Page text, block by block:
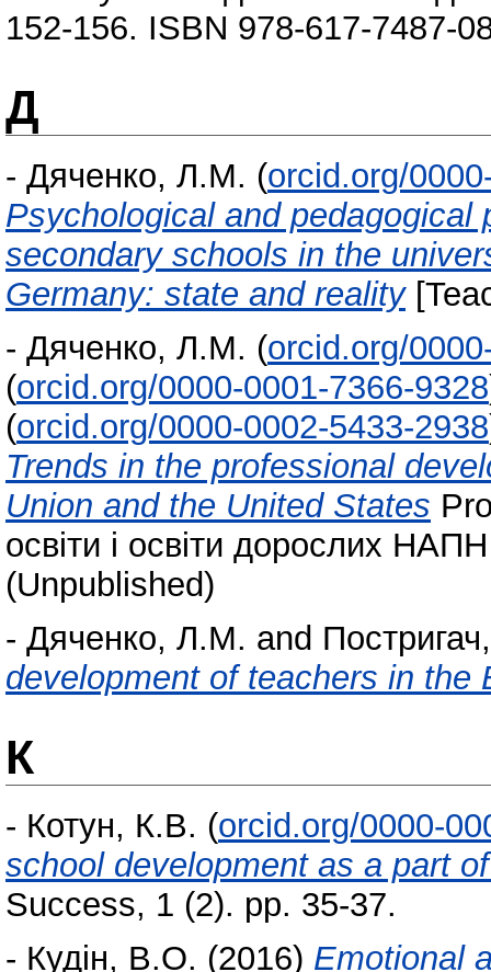
152-156. ISBN 978-617-7487-
Д
- Дяченко, Л.М. (orcid.org/
Psychological and
secondary schools in the
Germany: state and reality
- Дяченко, Л.М. (orcid.org/
(orcid.org/0000-0001-7366-9328
(orcid.org/0000-0002-5433-2938
Trends in the professional
Union and the United States
освіти і освіти дорослих
(Unpublished)
- Дяченко, Л.М. and
development of teachers in the
К
- Котун, К.В. (orcid.org/0000-
school development as a part
Success, 1 (2). pp. 35-37.
- Кудін, В.О. (2016) Emotional